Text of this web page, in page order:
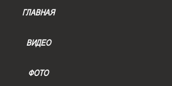
ГЛАВНАЯ
ВИДЕО
ФОТО